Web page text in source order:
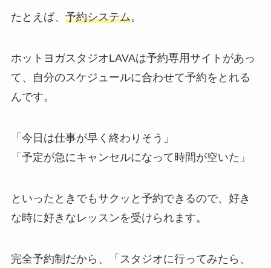
たとえば、 予約システム。
ホットヨガスタジオLAVAは予約専用サイトがあっ
て、自分のスケジュールに合わせて予約をとれる
んです。
「今日は仕事が早く終わりそう」
「予定が急にキャンセルになって時間が空いた」
といったときでもサクッと予約できるので、好き
な時に好きなレッスンを受けられます。
完全予約制だから、
「スタジオに行ってみたら、